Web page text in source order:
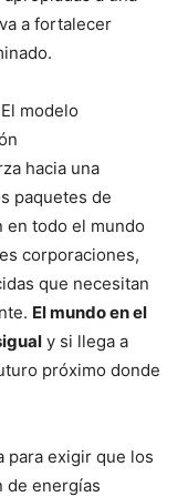
a fortalecer
modelo
hacia una
paquetes de
en todo el mundo
corporaciones,
que necesitan
El mundo en el
y si llega a
próximo donde
para exigir que los
de energías